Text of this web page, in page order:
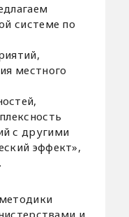
системе по
местного
с другими
эффект»,
и